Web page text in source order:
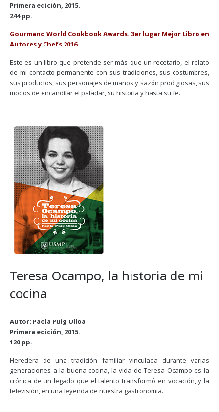
Primera edición, 2015.
244 pp.
Gourmand World Cookbook Awards. 3er lugar Mejor Libro en
Autores y Chefs 2016
Este es un libro que pretende ser más que un recetario, el relato
de mi contacto permanente con sus tradiciones, sus costumbres,
sus productos, sus personajes de manos y sazón prodigiosas, sus
modos de encandilar el paladar, su historia y hasta su fe.
Teresa Ocampo, la historia de mi
cocina
Autor: Paola Puig Ulloa
Primera edición, 2015.
120 pp.
Heredera de una tradición familiar vinculada durante varias
generaciones a la buena cocina, la vida de Teresa Ocampo es la
crónica de un legado que el talento transformó en vocación, y la
televisión, en una leyenda de nuestra gastronomía.